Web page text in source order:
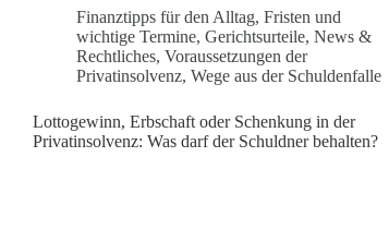
Finanztipps für den Alltag, Fristen und
wichtige Termine, Gerichtsurteile, News &
Rechtliches, Voraussetzungen der
Privatinsolvenz, Wege aus der Schuldenfalle
Lottogewinn, Erbschaft oder Schenkung in der
Privatinsolvenz: Was darf der Schuldner behalten?